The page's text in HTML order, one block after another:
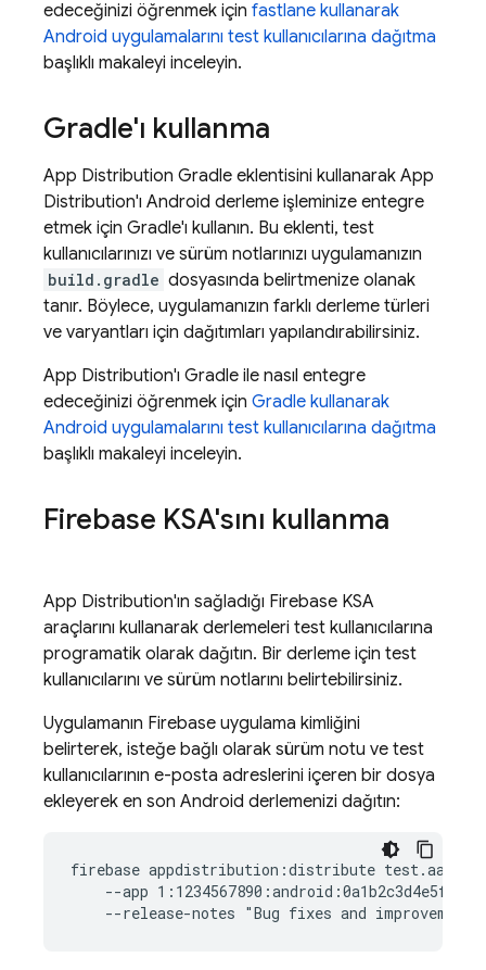
edeceğinizi öğrenmek için fastlane kullanarak
Android uygulamalarını test kullanıcılarına dağıtma
başlıklı makaleyi inceleyin.
Gradle'ı kullanma
App Distribution Gradle eklentisini kullanarak App
Distribution'ı Android derleme işleminize entegre
etmek için Gradle'ı kullanın. Bu eklenti, test
kullanıcılarınızı ve sürüm notlarınızı uygulamanızın
build.gradle dosyasında belirtmenize olanak
tanır. Böylece, uygulamanızın farklı derleme türleri
ve varyantları için dağıtımları yapılandırabilirsiniz.
App Distribution'ı Gradle ile nasıl entegre
edeceğinizi öğrenmek için Gradle kullanarak
Android uygulamalarını test kullanıcılarına dağıtma
başlıklı makaleyi inceleyin.
Firebase KSA'sını kullanma
App Distribution'ın sağladığı Firebase KSA
araçlarını kullanarak derlemeleri test kullanıcılarına
programatik olarak dağıtın. Bir derleme için test
kullanıcılarını ve sürüm notlarını belirtebilirsiniz.
Uygulamanın Firebase uygulama kimliğini
belirterek, isteğe bağlı olarak sürüm notu ve test
kullanıcılarının e-posta adreslerini içeren bir dosya
ekleyerek en son Android derlemenizi dağıtın:
firebase appdistribution:distribute test.aab  \
--app